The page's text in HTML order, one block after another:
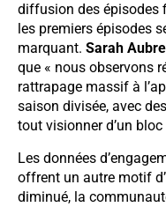
diffusion des épisodes
les premiers épisodes
marquant. Sarah
que « nous observons
rattrapage massif à
saison divisée, avec
tout visionner d’un bloc
Les données
offrent un autre motif
diminué, la